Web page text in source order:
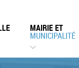
MAIRIE ET
MUNICIPALITÉ